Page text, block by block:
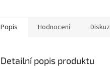
Popis Hodnocení
Detailní popis produktu